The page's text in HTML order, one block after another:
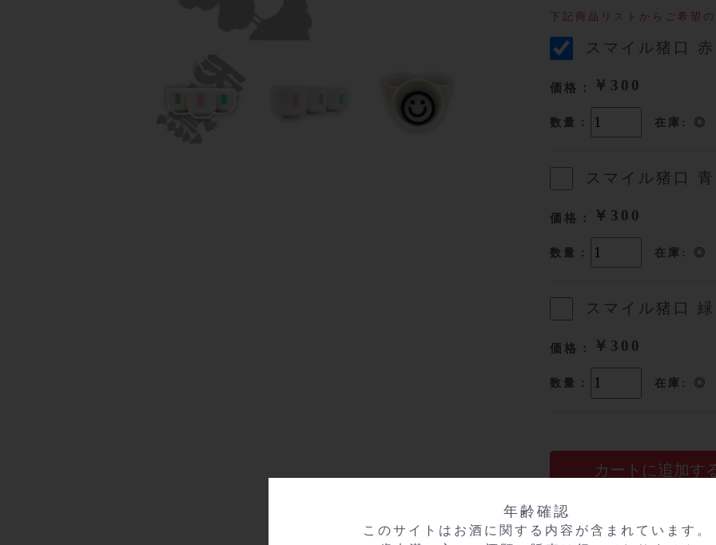
年齢確認
このサイトはお酒に関する内容が含まれています。
下記商品リストからご希望
スマイル猪口 赤
価格： ￥300
数量： 在庫: ◎
スマイル猪口 青
価格： ￥300
数量： 在庫: ◎
スマイル猪口 緑
価格： ￥300
数量： 在庫: ◎
カートに追加す